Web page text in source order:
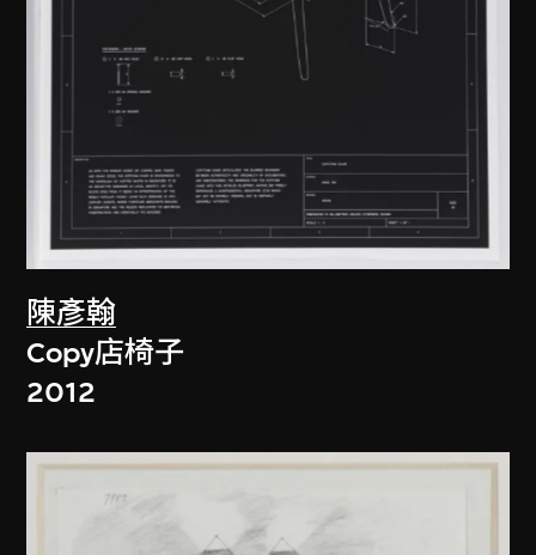
陳彥翰
Copy店椅子
2012